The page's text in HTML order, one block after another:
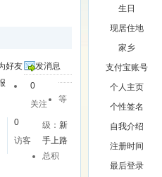
好友
发消息
0
关注
0
访客
等
级：新
手上路
总积
生日
现居住地
家乡
支付宝账号
个人主页
个性签名
自我介绍
注册时间
最后登录